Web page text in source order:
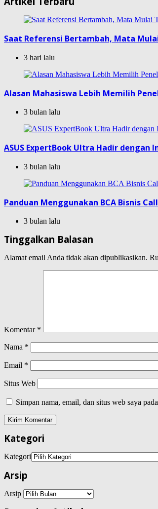
Saat Referensi Bertambah, Mata
3 hari lalu
Alasan Mahasiswa Lebih Memilih
3 bulan lalu
ASUS ExpertBook Ultra Hadir dengan
3 bulan lalu
Panduan Menggunakan BCA Bisnis
3 bulan lalu
Tinggalkan Balasan
Alamat email Anda tidak akan dipublikasikan.
Komentar *
Nama *
Email *
Situs Web
Simpan nama, email, dan situs web saya
Kategori
Kategori
Arsip
Arsip